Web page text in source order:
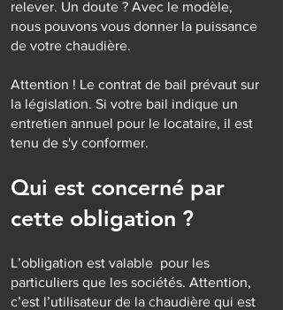
relever. Un doute ? Avec le modèle,
nous pouvons vous donner la puissance
de votre chaudière.
Attention ! Le contrat de bail prévaut sur
la législation. Si votre bail indique un
entretien annuel pour le locataire, il est
tenu de s'y conformer.
Qui est concerné par
cette obligation ?
L’obligation est valable pour les
particuliers que les sociétés. Attention,
c’est l’utilisateur de la chaudière qui est